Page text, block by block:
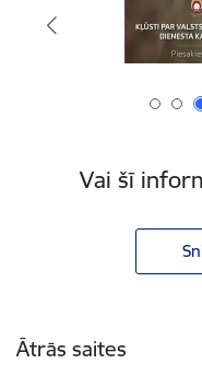
Vai šī
Ātrās saites